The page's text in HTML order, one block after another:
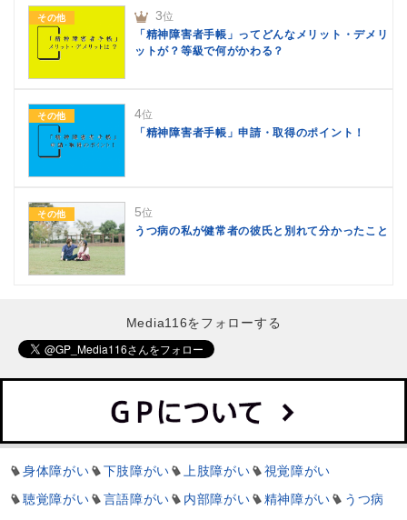
その他 3位
「精神障害者手帳」ってどんなメリット・デメリ
ットが？等級で何がかわる？
その他 4位
「精神障害者手帳」申請・取得のポイント！
その他 5位
うつ病の私が健常者の彼氏と別れて分かったこと
Media116をフォローする
身体障がい 下肢障がい 上肢障がい
視覚障がい
聴覚障がい
言語障がい 内部障がい 精神障がい
うつ病